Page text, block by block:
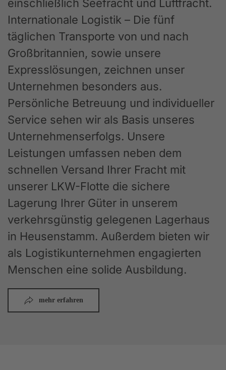
einschließlich Seefracht und Luftfracht.
Internationale Logistik – Die fünf
täglichen Transporte von und nach
Großbritannien, sowie unsere
Expresslösungen, zeichnen unser
Unternehmen besonders aus.
Persönliche Betreuung und individueller
Service sehen wir als Basis unseres
Unternehmenserfolgs. Unsere
Leistungen umfassen neben dem
schnellen Versand Ihrer Fracht mit
unserer LKW-Flotte die sichere
Lagerung Ihrer Güter in unserem
verkehrsgünstig gelegenen Lagerhaus
in Heusenstamm. Außerdem bieten wir
als Logistikunternehmen engagierten
Menschen eine solide Ausbildung.
mehr erfahren